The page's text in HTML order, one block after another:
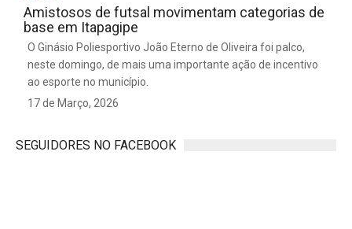
Amistosos de futsal movimentam categorias de
base em Itapagipe
O Ginásio Poliesportivo João Eterno de Oliveira foi palco,
neste domingo, de mais uma importante ação de incentivo
ao esporte no município.
17 de Março, 2026
SEGUIDORES NO FACEBOOK